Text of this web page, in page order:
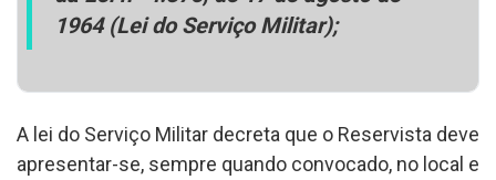
1964 (Lei do Serviço Militar);
A lei do Serviço Militar decreta que o Reservista deve
apresentar-se, sempre quando convocado, no local e